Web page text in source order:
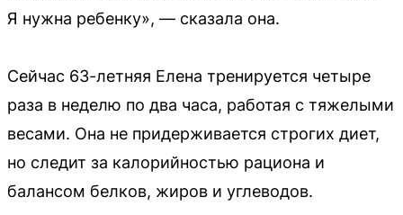
Я нужна ребенку», — сказала она.
Сейчас 63-летняя Елена тренируется четыре
раза в неделю по два часа, работая с тяжелыми
весами. Она не придерживается строгих диет,
но следит за калорийностью рациона и
балансом белков, жиров и углеводов.